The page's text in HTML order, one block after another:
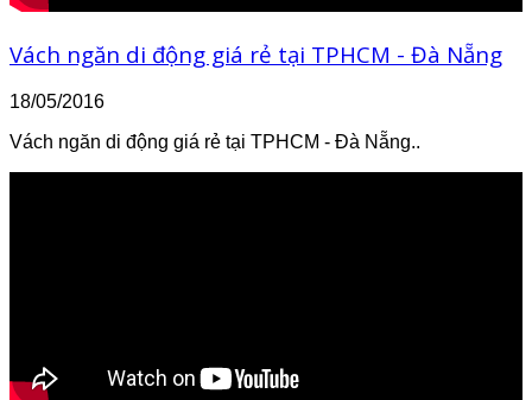
Vách ngăn di động giá rẻ tại TPHCM - Đà Nẵng
18/05/2016
Vách ngăn di động giá rẻ tại TPHCM - Đà Nẵng..